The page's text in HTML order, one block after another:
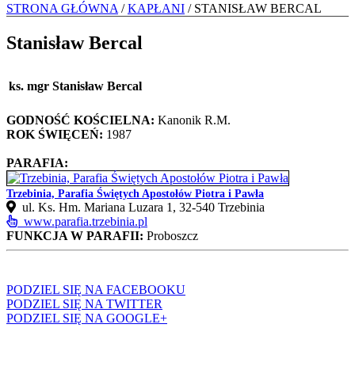
STRONA GŁÓWNA /KAPŁANI / STANISŁAW BERCAL
Stanisław Bercal
ks. mgr Stanisław Bercal
GODNOŚĆ KOŚCIELNA: Kanonik R.M.
ROK ŚWIĘCEŃ: 1987
PARAFIA:
Trzebinia, Parafia Świętych Apostołów Piotra i Pawła
ul. Ks. Hm. Mariana Luzara 1, 32-540 Trzebinia
www.parafia.trzebinia.pl
FUNKCJA W PARAFII: Proboszcz
PODZIEL SIĘ NA FACEBOOKU
PODZIEL SIĘ NA TWITTER
PODZIEL SIĘ NA GOOGLE+